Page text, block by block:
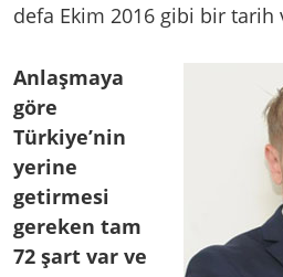
defa Ekim 2016 gibi bir tarih
Anlaşmaya
göre
Türkiye’nin
yerine
getirmesi
gereken tam
72 şart var ve